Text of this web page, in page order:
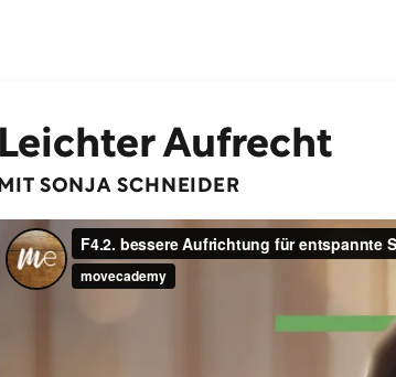
Leichter Aufrecht
MIT SONJA SCHNEIDER